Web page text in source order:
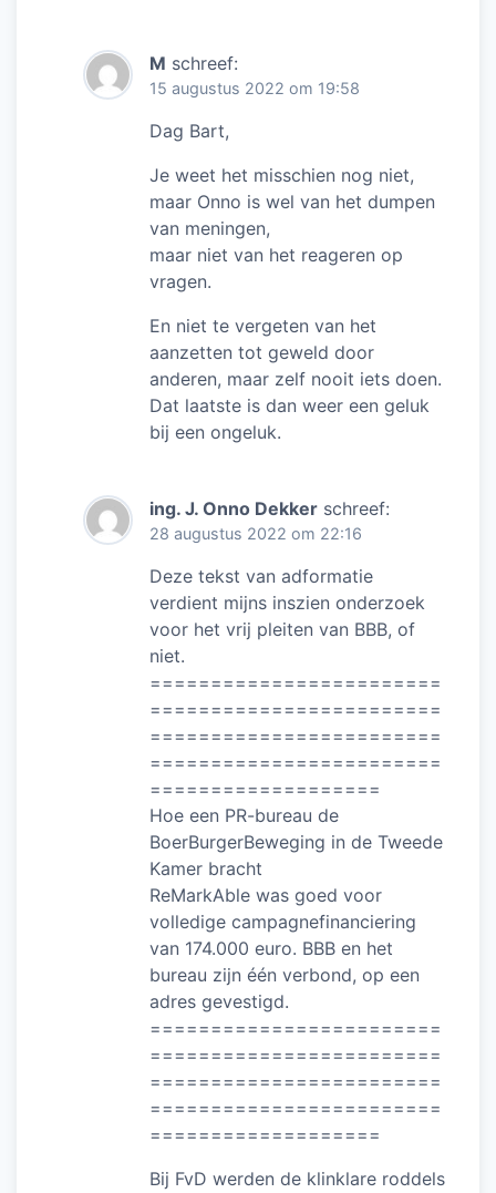
M schreef:
15 augustus 2022 om 19:58
Dag Bart,
Je weet het misschien nog niet,
maar Onno is wel van het dumpen
van meningen,
maar niet van het reageren op
vragen.
En niet te vergeten van het
aanzetten tot geweld door
anderen, maar zelf nooit iets doen.
Dat laatste is dan weer een geluk
bij een ongeluk.
ing. J. Onno Dekker schreef:
28 augustus 2022 om 22:16
Deze tekst van adformatie
verdient mijns inszien onderzoek
voor het vrij pleiten van BBB, of
niet.
========================
========================
========================
========================
===================
Hoe een PR-bureau de
BoerBurgerBeweging in de Tweede
Kamer bracht
ReMarkAble was goed voor
volledige campagnefinanciering
van 174.000 euro. BBB en het
bureau zijn één verbond, op een
adres gevestigd.
========================
========================
========================
========================
===================
Bij FvD werden de klinklare roddels